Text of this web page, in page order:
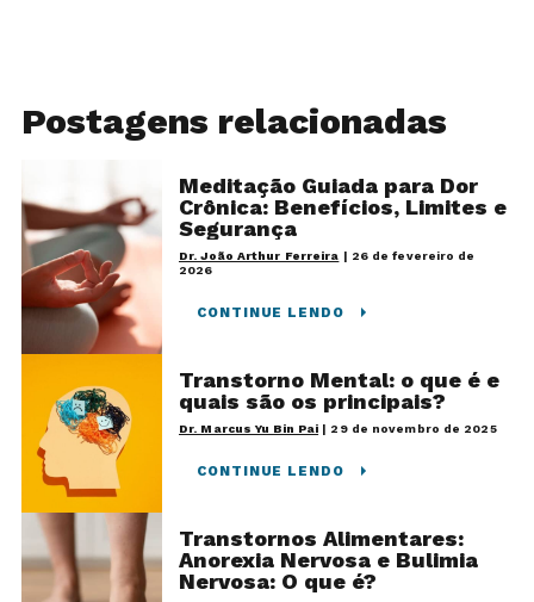
Postagens relacionadas
Meditação Guiada para Dor
Crônica: Benefícios, Limites e
Segurança
Dr. João Arthur Ferreira | 26 de fevereiro de
2026
CONTINUE LENDO
Transtorno Mental: o que é e
quais são os principais?
Dr. Marcus Yu Bin Pai | 29 de novembro de 2025
CONTINUE LENDO
Transtornos Alimentares:
Anorexia Nervosa e Bulimia
Nervosa: O que é?